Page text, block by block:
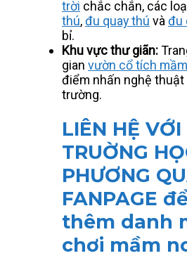
trời chắc chắn, các
thú,đu quay thú và đu
bỉ.
Khu vực thư giãn:
gian vườn cổ tích
điểm nhấn nghệ
trường.
LIÊN HỆ
TRUỜNG
PHƯƠNG
FANPAGE
thêm danh
chơi mầm